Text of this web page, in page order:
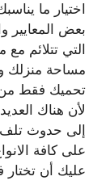
اختيار ما
بعض المعايير
التي تتلائم
مساحة منزلك
تحميك فقط من
لأن هناك
إلى حدوث تلف
على كافة
عليك أن